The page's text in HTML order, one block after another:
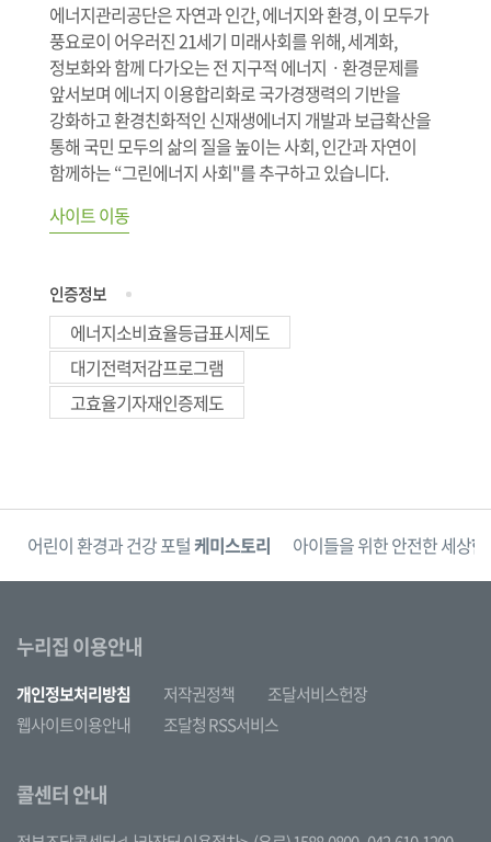
에너지관리공단은 자연과 인간, 에너지와 환경, 이 모두가
풍요로이 어우러진 21세기 미래사회를 위해, 세계화,
정보화와 함께 다가오는 전 지구적 에너지ㆍ환경문제를
앞서보며 에너지 이용합리화로 국가경쟁력의 기반을
강화하고 환경친화적인 신재생에너지 개발과 보급확산을
통해 국민 모두의 삶의 질을 높이는 사회, 인간과 자연이
함께하는 “그린에너지 사회"를 추구하고 있습니다.
사이트 이동
인증정보
에너지소비효율등급표시제도
대기전력저감프로그램
고효율기자재인증제도
어린이 환경과 건강 포털케미스토리 아이들을 위한 안전한 세상
누리집 이용안내
개인정보처리방침 저작권정책
조달서비스헌장
웹사이트이용안내
조달청 RSS서비스
콜센터 안내